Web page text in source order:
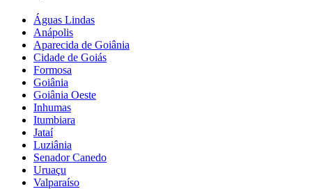
Águas Lindas
Anápolis
Aparecida de Goiânia
Cidade de Goiás
Formosa
Goiânia
Goiânia Oeste
Inhumas
Itumbiara
Jataí
Luziânia
Senador Canedo
Uruaçu
Valparaíso